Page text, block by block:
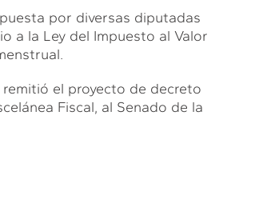
por diversas diputadas
a la Ley del Impuesto al Valor
el proyecto de decreto
Fiscal, al Senado de la